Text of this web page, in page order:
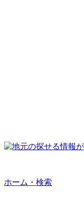
ホーム・検索